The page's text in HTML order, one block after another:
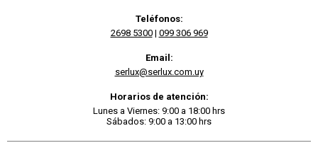
Teléfonos:
2698 5300| 099 306 969
Email:
serlux@serlux.com.uy
Horarios de atención:
Lunes a Viernes: 9:00 a 18:00 hrs
Sábados: 9:00 a 13:00 hrs